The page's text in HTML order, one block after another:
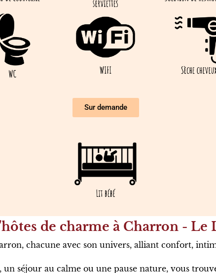
Sur demande
de charme à Charron - Le
chacune avec son univers, alliant confort,
séjour au calme ou une pause nature, vous